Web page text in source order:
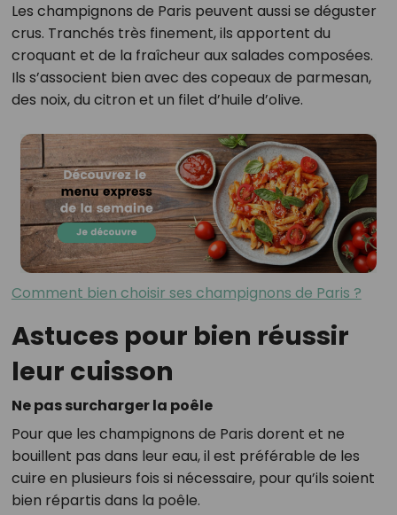
Les champignons de Paris peuvent aussi se déguster
crus. Tranchés très finement, ils apportent du
croquant et de la fraîcheur aux salades composées.
Ils s’associent bien avec des copeaux de parmesan,
des noix, du citron et un filet d’huile d’olive.
Comment bien choisir ses champignons de Paris ?
Astuces pour bien réussir
leur cuisson
Ne pas surcharger la poêle
Pour que les champignons de Paris dorent et ne
bouillent pas dans leur eau, il est préférable de les
cuire en plusieurs fois si nécessaire, pour qu’ils soient
bien répartis dans la poêle.